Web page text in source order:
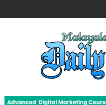
to